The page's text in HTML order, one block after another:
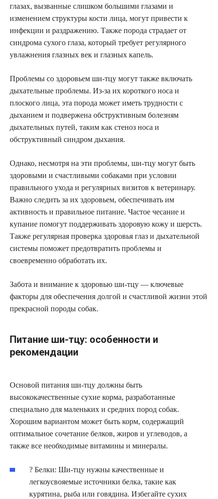
глазах, вызванные слишком большими глазами и
изменением структуры кости лица, могут привести к
инфекции и раздражению. Также порода страдает от
синдрома сухого глаза, который требует регулярного
увлажнения глазных век и глазных капель.
Проблемы со здоровьем ши-тцу могут также включать
дыхательные проблемы. Из-за их короткого носа и
плоского лица, эта порода может иметь трудности с
дыханием и подвержена обструктивным болезням
дыхательных путей, таким как стеноз носа и
обструктивный синдром дыхания.
Однако, несмотря на эти проблемы, ши-тцу могут быть
здоровыми и счастливыми собаками при условии
правильного ухода и регулярных визитов к ветеринару.
Важно следить за их здоровьем, обеспечивать им
активность и правильное питание. Частое чесание и
купание помогут поддерживать здоровую кожу и шерсть.
Также регулярная проверка здоровья глаз и дыхательной
системы поможет предотвратить проблемы и
своевременно обработать их.
Забота и внимание к здоровью ши-тцу — ключевые
факторы для обеспечения долгой и счастливой жизни этой
прекрасной породы собак.
Питание ши-тцу: особенности и
рекомендации
Основой питания ши-тцу должны быть
высококачественные сухие корма, разработанные
специально для маленьких и средних пород собак.
Хорошим вариантом может быть корм, содержащий
оптимальное сочетание белков, жиров и углеводов, а
также все необходимые витамины и минералы.
? Белки: Ши-тцу нужны качественные и
легкоусвояемые источники белка, такие как
курятина, рыба или говядина. Избегайте сухих